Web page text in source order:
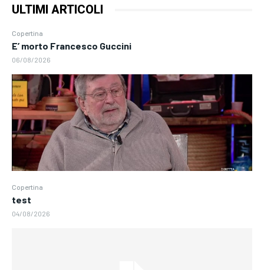
ULTIMI ARTICOLI
Copertina
E’ morto Francesco Guccini
06/08/2026
Copertina
test
04/08/2026